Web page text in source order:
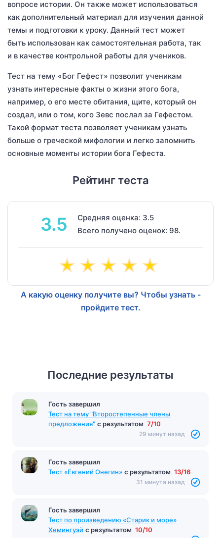
вопросе истории. Он также может использоваться
как дополнительный материал для изучения данной
темы и подготовки к уроку. Данный тест может
быть использован как самостоятельная работа, так
и в качестве контрольной работы для учеников.
Тест на тему «Бог Гефест» позволит ученикам
узнать интересные факты о жизни этого бога,
например, о его месте обитания, щите, который он
создал, или о том, кого Зевс послал за Гефестом.
Такой формат теста позволяет ученикам узнать
больше о греческой мифологии и легко запомнить
основные моменты истории бога Гефеста.
Рейтинг теста
3.5
Средняя оценка: 3.5
Всего получено оценок: 98.
А какую оценку получите вы? Чтобы узнать -
пройдите тест.
Последние результаты
Гость завершил
Тест на тему "Второстепенные члены
предложения" с результатом 7/10
29 минут назад
Гость завершил
Тест «Евгений Онегин» с результатом 13/16
31 минута назад
Гость завершил
Тест по произведению «Старик и море»
Хемингуэй с результатом 10/10